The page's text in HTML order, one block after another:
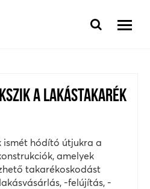
A LAKÁSTAKARÉK
ismét hódító útjukra a
amelyek
takarékoskodást
-felújítás, -